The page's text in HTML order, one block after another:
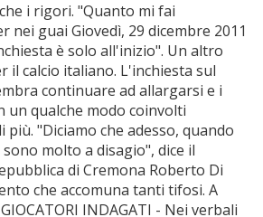
i rigori. "Quanto mi fai
nei guai Giovedì, 29 dicembre 2011
è solo all'inizio". Un altro
il calcio italiano. L'inchiesta sul
continuare ad allargarsi e i
un qualche modo coinvolti
"Diciamo che adesso, quando
molto a disagio", dice il
di Cremona Roberto Di
che accomuna tanti tifosi. A
INDAGATI - Nei verbali